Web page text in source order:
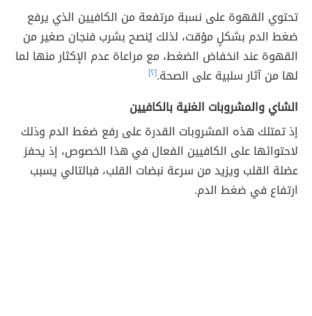
تحتوي القهوة على نسبة مرتفعة من الكافيين الذي يرفع
ضغط الدم بشكلٍ مؤقت، لذلك يُنصح بشرب فنجان صغير من
القهوة عند انخفاض الضغط، مع مراعاة عدم الإكثار منها لما
لها من آثار سلبية على الصحة.[٢]
الشاي والمشروبات الغنية بالكافيين
إذ تمتلك هذه المشروبات القدرة على رفع ضغط الدم وذلك
لاحتوائها على الكافيين الفعال في هذا الخصوص، إذ يحفز
عضلة القلب ويزيد من سرعة نبضات القلب، فبالتالي يسبب
ارتفاع في ضغط الدم.